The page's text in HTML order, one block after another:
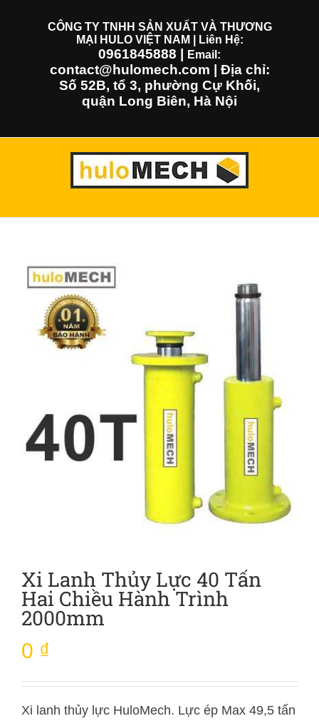
CÔNG TY TNHH SẢN XUẤT VÀ THƯƠNG
MẠI HULO VIỆT NAM | Liên Hệ:
0961845888 Email:
contact@hulomech.com | Địa chỉ:
Số 52B, tổ 3, phường Cự Khối,
quận Long Biên, Hà Nội
Xi Lanh Thủy Lực 40 Tấn
Hai Chiều Hành Trình
2000mm
0 ₫
Xi lanh thủy lực HuloMech. Lực ép Max 49,5 tấn